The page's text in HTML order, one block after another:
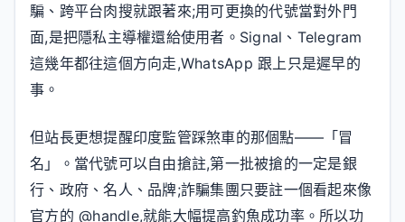
騙、跨平台肉搜就跟著來;用可更換的代號當對外門
面,是把隱私主導權還給使用者。Signal、Telegram
這幾年都往這個方向走,WhatsApp 跟上只是遲早的
事。
但站長更想提醒印度監管踩煞車的那個點——「冒
名」。當代號可以自由搶註,第一批被搶的一定是銀
行、政府、名人、品牌;詐騙集團只要註一個看起來像
官方的 @handle,就能大幅提高釣魚成功率。所以功